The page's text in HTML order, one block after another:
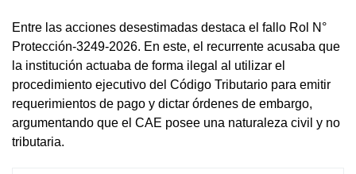
Entre las acciones desestimadas destaca el fallo Rol N°
Protección-3249-2026. En este, el recurrente acusaba que
la institución actuaba de forma ilegal al utilizar el
procedimiento ejecutivo del Código Tributario para emitir
requerimientos de pago y dictar órdenes de embargo,
argumentando que el CAE posee una naturaleza civil y no
tributaria.